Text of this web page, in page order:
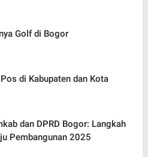
Golf di Bogor
di Kabupaten dan Kota
dan DPRD Bogor: Langkah
Pembangunan 2025